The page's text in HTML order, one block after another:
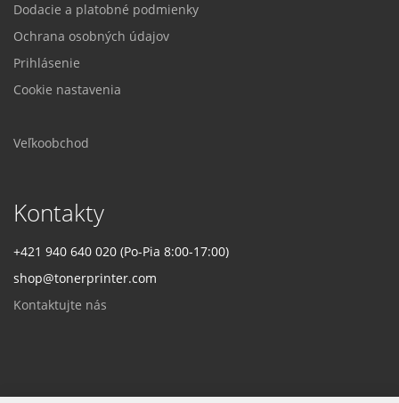
Dodacie a platobné podmienky
Ochrana osobných údajov
Prihlásenie
Cookie nastavenia
Veľkoobchod
Kontakty
+421 940 640 020 (Po-Pia 8:00-17:00)
shop@tonerprinter.com
Kontaktujte nás